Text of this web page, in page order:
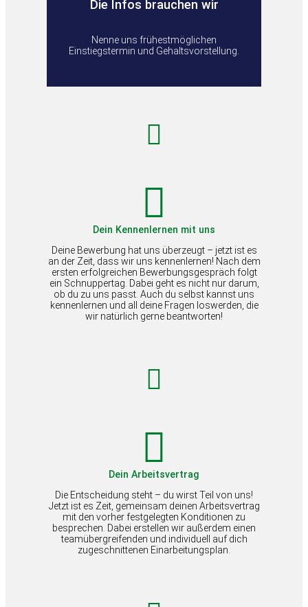
Die Infos brauchen wir
Nenne uns frühestmöglichen
Einstiegstermin und Gehaltsvorstellung.
Dein Kennenlernen mit uns
Deine Bewerbung hat uns überzeugt – jetzt ist es
an der Zeit, dass wir uns kennenlernen! Nach dem
ersten erfolgreichen Bewerbungsgespräch folgt
ein Schnuppertag. Dabei geht es nicht nur darum,
ob du zu uns passt. Auch du selbst kannst uns
kennenlernen und all deine Fragen loswerden, die
wir natürlich gerne beantworten!
Dein Arbeitsvertrag
Die Entscheidung steht – du wirst Teil von uns!
Jetzt ist es Zeit, gemeinsam deinen Arbeitsvertrag
mit den vorher festgelegten Konditionen zu
besprechen. Dabei erstellen wir außerdem einen
teamübergreifenden und individuell auf dich
zugeschnittenen Einarbeitungsplan.